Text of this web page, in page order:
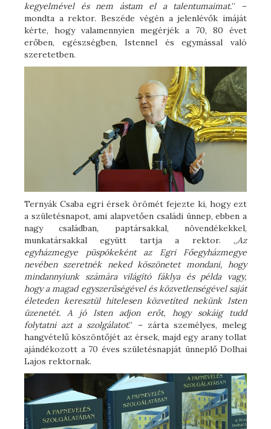
kegyelmével és nem ástam el a talentumaimat.” –
mondta a rektor. Beszéde végén a jelenlévők imáját
kérte, hogy valamennyien megérjék a 70, 80 évet
erőben, egészségben, Istennel és egymással való
szeretetben.
Ternyák Csaba egri érsek örömét fejezte ki, hogy ezt
a születésnapot, ami alapvetően családi ünnep, ebben a
nagy családban, paptársakkal, növendékekkel,
munkatársakkal együtt tartja a rektor. „Az
egyházmegye püspökeként az Egri Főegyházmegye
nevében szeretnék neked köszönetet mondani, hogy
mindannyiunk számára világító fáklya és példa vagy,
hogy a magad egyszerűségével és közvetlenségével saját
életeden keresztül hitelesen közvetíted nekünk Isten
üzenetét. A jó Isten adjon erőt, hogy sokáig tudd
folytatni azt a szolgálatot.” – zárta személyes, meleg
hangvételű köszöntőjét az érsek, majd egy arany tollat
ajándékozott a 70 éves születésnapját ünneplő Dolhai
Lajos rektornak.